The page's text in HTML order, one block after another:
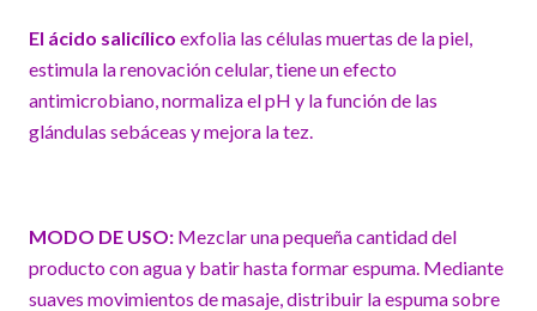
El ácido salicílico exfolia las células muertas de la piel,
estimula la renovación celular, tiene un efecto
antimicrobiano, normaliza el pH y la función de las
glándulas sebáceas y mejora la tez.
MODO DE USO: Mezclar una pequeña cantidad del
producto con agua y batir hasta formar espuma. Mediante
suaves movimientos de masaje, distribuir la espuma sobre